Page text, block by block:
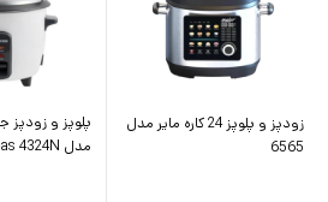
زودپز و پلوپز 24 کاره مایر مدل
6565
مدل Geepas 4324N